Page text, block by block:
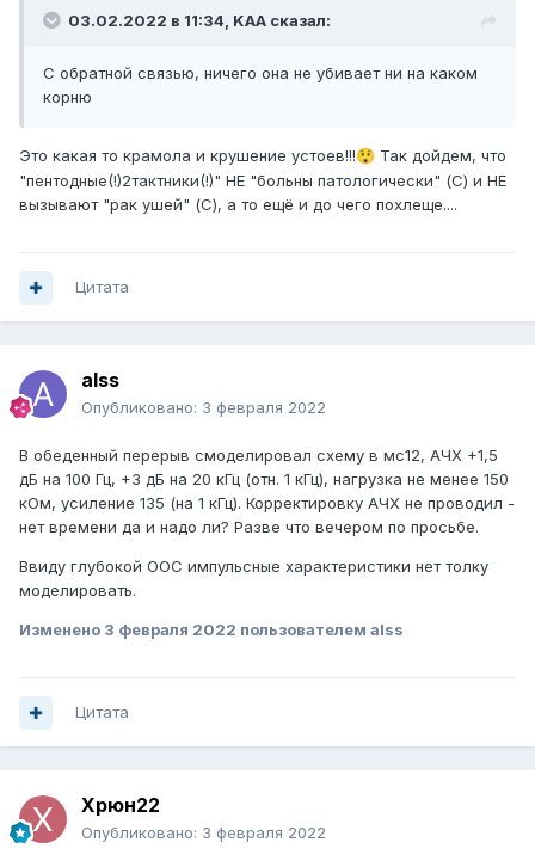
03.02.2022 в 11:34, KAA сказал:
С обратной связью, ничего она не убивает ни на каком
корню
Это какая то крамола и крушение устоев!!!😲 Так дойдем, что
"пентодные(!)2тактники(!)" НЕ "больны патологически" (С) и НЕ
вызывают "рак ушей" (С), а то ещё и до чего похлеще....
Цитата
alss
Опубликовано: 3 февраля 2022
В обеденный перерыв смоделировал схему в мс12, АЧХ +1,5
дБ на 100 Гц, +3 дБ на 20 кГц (отн. 1 кГц), нагрузка не менее 150
кОм, усиление 135 (на 1 кГц). Корректировку АЧХ не проводил -
нет времени да и надо ли? Разве что вечером по просьбе.
Ввиду глубокой ООС импульсные характеристики нет толку
моделировать.
Изменено 3 февраля 2022 пользователем alss
Цитата
Xpюн22
Опубликовано: 3 февраля 2022